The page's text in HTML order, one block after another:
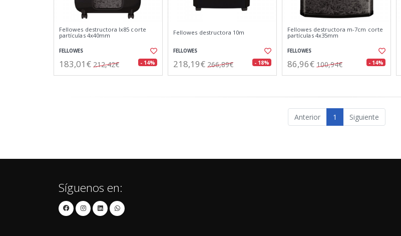
Fellowes destructora lx85 corte
partículas 4x40mm
FELLOWES
183,01€ 212,42€ - 14%
Fellowes destructora 10m
FELLOWES
218,19€ 266,89€ - 18%
Fellowes destructora m-7cm corte
partículas 4x35mm
FELLOWES
86,96€ 100,94€ - 14%
Anterior 1 Siguiente
Síguenos en: